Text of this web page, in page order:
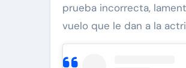
prueba incorrecta,
vuelo que le dan a la